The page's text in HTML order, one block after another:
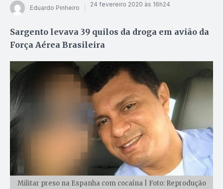
Eduardo Pinheiro 24 fevereiro 2020 às 16h24
Sargento levava 39 quilos da droga em avião da
Força Aérea Brasileira
Militar preso na Espanha com cocaína | Foto: Reprodução